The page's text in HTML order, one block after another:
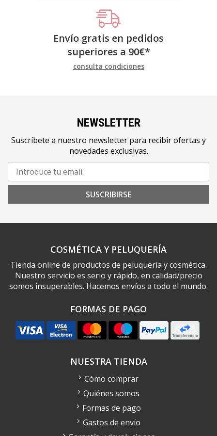
Envío gratis en pedidos
superiores a 90€*
consulta condiciones
NEWSLETTER
Suscríbete a nuestro newsletter para recibir ofertas y
novedades exclusivas.
SUSCRIBIRSE
COSMÉTICA Y PELUQUERÍA
Tienda online de productos de peluquería y cosmética.
Nuestro servicio es serio y rápido, en calidad/precio
somos insuperables. Hacemos envíos a todo el mundo.
FORMAS DE PAGO
NUESTRA TIENDA
Cómo comprar
Quiénes somos
Formas de pago
Gastos de envío